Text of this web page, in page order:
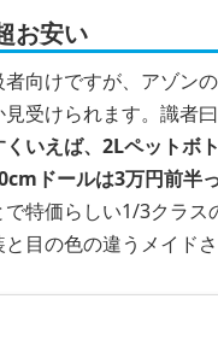
お安い
向けですが、アゾン
受けられます。識者
くいえば、2Lペットボ
ドールは3万円前半
で特価らしい1/3クラ
目の色の違うメイドさ